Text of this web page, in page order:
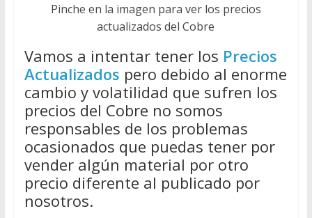
Pinche en la imagen para ver los precios
actualizados del Cobre
Vamos a intentar tener los Precios
Actualizados pero debido al enorme
cambio y volatilidad que sufren los
precios del Cobre no somos
responsables de los problemas
ocasionados que puedas tener por
vender algún material por otro
precio diferente al publicado por
nosotros.